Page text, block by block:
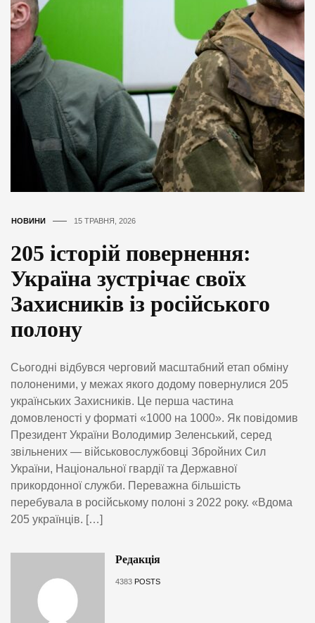
НОВИНИ 15 ТРАВНЯ, 2026
205 історій повернення:
Україна зустрічає своїх
Захисників із російського
полону
Сьогодні відбувся черговий масштабний етап обміну
полоненими, у межах якого додому повернулися 205
українських Захисників. Це перша частина
домовленості у форматі «1000 на 1000». Як повідомив
Президент України Володимир Зеленський, серед
звільнених — військовослужбовці Збройних Сил
України, Національної гвардії та Державної
прикордонної служби. Переважна більшість
перебувала в російському полоні з 2022 року. «Вдома
205 українців. […]
Редакція
4383 POSTS